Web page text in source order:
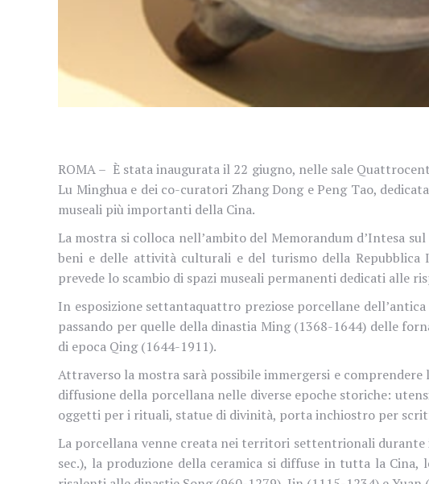
ROMA – È stata inaugurata il 22 giugno, nelle sale
Lu Minghua e dei co-curatori Zhang Dong e Peng Tao,
museali più importanti della Cina.
La mostra si colloca nell’ambito del Memorandum d’Intesa
beni e delle attività culturali e del turismo della Repubblica
prevede lo scambio di spazi museali permanenti dedicati alle
In esposizione settantaquattro preziose porcellane
passando per quelle della dinastia Ming (1368-1644) delle
di epoca Qing (1644-1911).
Attraverso la mostra sarà possibile immergersi e
diffusione della porcellana nelle diverse epoche storiche:
oggetti per i rituali, statue di divinità, porta inchiostro per
La porcellana venne creata nei territori settentrionali
sec.), la produzione della ceramica si diffuse in tutta la